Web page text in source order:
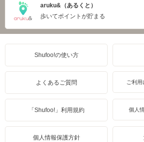
aruku&（あるくと）
歩いてポイントが貯まる
Shufoo!の使い方
よくあるご質問 ご利
「Shufoo!」利用規約 個人
個人情報保護方針